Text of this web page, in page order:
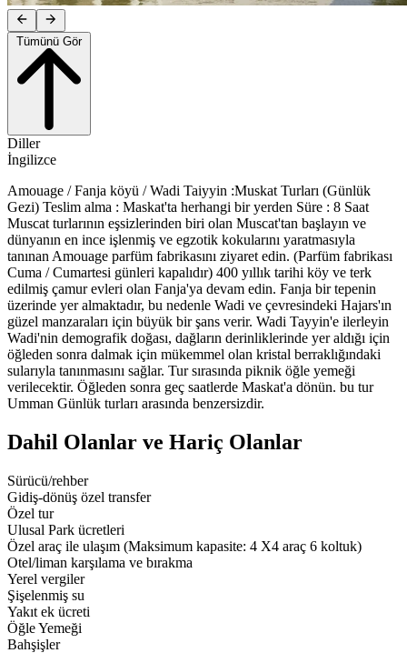
Tümünü Gör
Diller
İngilizce
Amouage / Fanja köyü / Wadi Taiyyin :Muskat Turları (Günlük
Gezi) Teslim alma : Maskat'ta herhangi bir yerden Süre : 8 Saat
Muscat turlarının eşsizlerinden biri olan Muscat'tan başlayın ve
dünyanın en ince işlenmiş ve egzotik kokularını yaratmasıyla
tanınan Amouage parfüm fabrikasını ziyaret edin. (Parfüm fabrikası
Cuma / Cumartesi günleri kapalıdır) 400 yıllık tarihi köy ve terk
edilmiş çamur evleri olan Fanja'ya devam edin. Fanja bir tepenin
üzerinde yer almaktadır, bu nedenle Wadi ve çevresindeki Hajars'ın
güzel manzaraları için büyük bir şans verir. Wadi Tayyin'e ilerleyin
Wadi'nin demografik doğası, dağların derinliklerinde yer aldığı için
öğleden sonra dalmak için mükemmel olan kristal berraklığındaki
sularıyla tanınmasını sağlar. Tur sırasında piknik öğle yemeği
verilecektir. Öğleden sonra geç saatlerde Maskat'a dönün. bu tur
Umman Günlük turları arasında benzersizdir.
Dahil Olanlar ve Hariç Olanlar
Sürücü/rehber
Gidiş-dönüş özel transfer
Özel tur
Ulusal Park ücretleri
Özel araç ile ulaşım (Maksimum kapasite: 4 X4 araç 6 koltuk)
Otel/liman karşılama ve bırakma
Yerel vergiler
Şişelenmiş su
Yakıt ek ücreti
Öğle Yemeği
Bahşişler